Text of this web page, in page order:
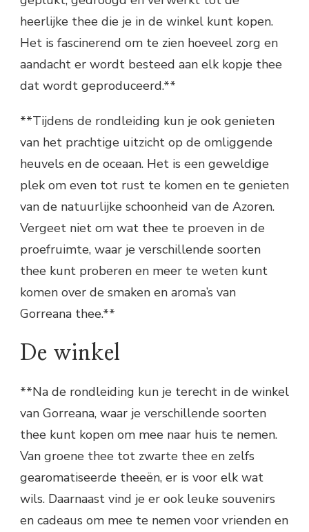
heerlijke thee die je in de winkel kunt kopen.
Het is fascinerend om te zien hoeveel zorg en
aandacht er wordt besteed aan elk kopje thee
dat wordt geproduceerd.**
**Tijdens de rondleiding kun je ook genieten
van het prachtige uitzicht op de omliggende
heuvels en de oceaan. Het is een geweldige
plek om even tot rust te komen en te genieten
van de natuurlijke schoonheid van de Azoren.
Vergeet niet om wat thee te proeven in de
proefruimte, waar je verschillende soorten
thee kunt proberen en meer te weten kunt
komen over de smaken en aroma’s van
Gorreana thee.**
De winkel
**Na de rondleiding kun je terecht in de winkel
van Gorreana, waar je verschillende soorten
thee kunt kopen om mee naar huis te nemen.
Van groene thee tot zwarte thee en zelfs
gearomatiseerde theeën, er is voor elk wat
wils. Daarnaast vind je er ook leuke souvenirs
en cadeaus om mee te nemen voor vrienden en